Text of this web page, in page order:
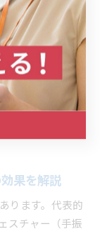
頼感を高める効
、ゆっくりとし
印象を与えられ
頼を得やすくな
ているプレゼン
っている点が共
果を解説
ります。代表的
スチャー（手振